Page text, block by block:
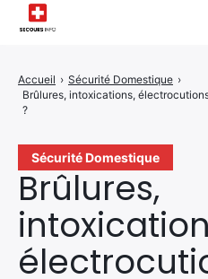
Sécurité Domestique
Brûlures,
Accueil › Sécurité Domestique ›
Brûlures, intoxications,
?Infos & Conseils
Actualités des Secours
Santé & Bien-être
A propos de Nous
Contactez-nous